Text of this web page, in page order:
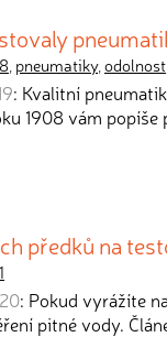
, pneumatiky,odolnost
: Kvalitní
1908 vám popíše
předků na
: Pokud vyrážíte
pitné vody.